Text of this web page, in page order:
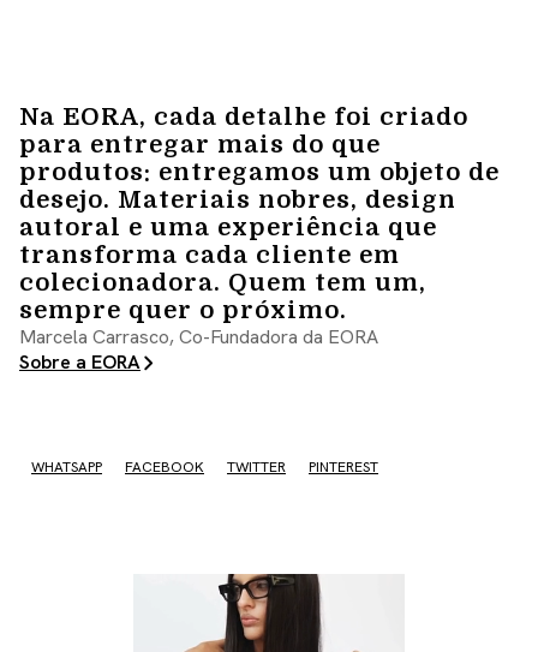
Na EORA, cada detalhe foi criado
para entregar mais do que
produtos: entregamos um objeto de
desejo. Materiais nobres, design
autoral e uma experiência que
transforma cada cliente em
colecionadora. Quem tem um,
sempre quer o próximo.
Marcela Carrasco, Co-Fundadora da EORA
Sobre a EORA
WHATSAPP FACEBOOK TWITTER PINTEREST